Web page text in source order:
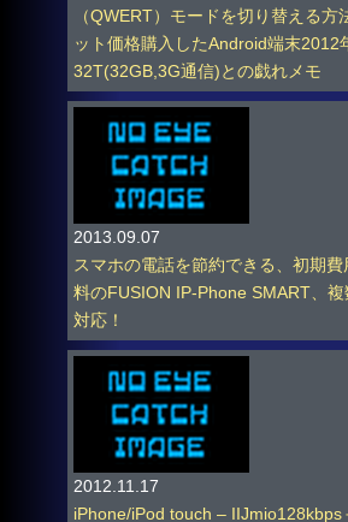
（QWERT）モードを切り替える方
ット価格購入したAndroid端末2012
32T(32GB,3G通信)との戯れメモ
2013.09.07
スマホの電話を節約できる、初期
料のFUSION IP-Phone SMART、
対応！
2012.11.17
iPhone/iPod touch – IIJmio128kbps